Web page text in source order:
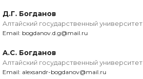
Д.Г. Богданов
Алтайский государственный университет
Email: bogdanov.d.g@mail.ru
А.С. Богданов
Алтайский государственный университет
Email: alexsandr-bogdanov@mail.ru